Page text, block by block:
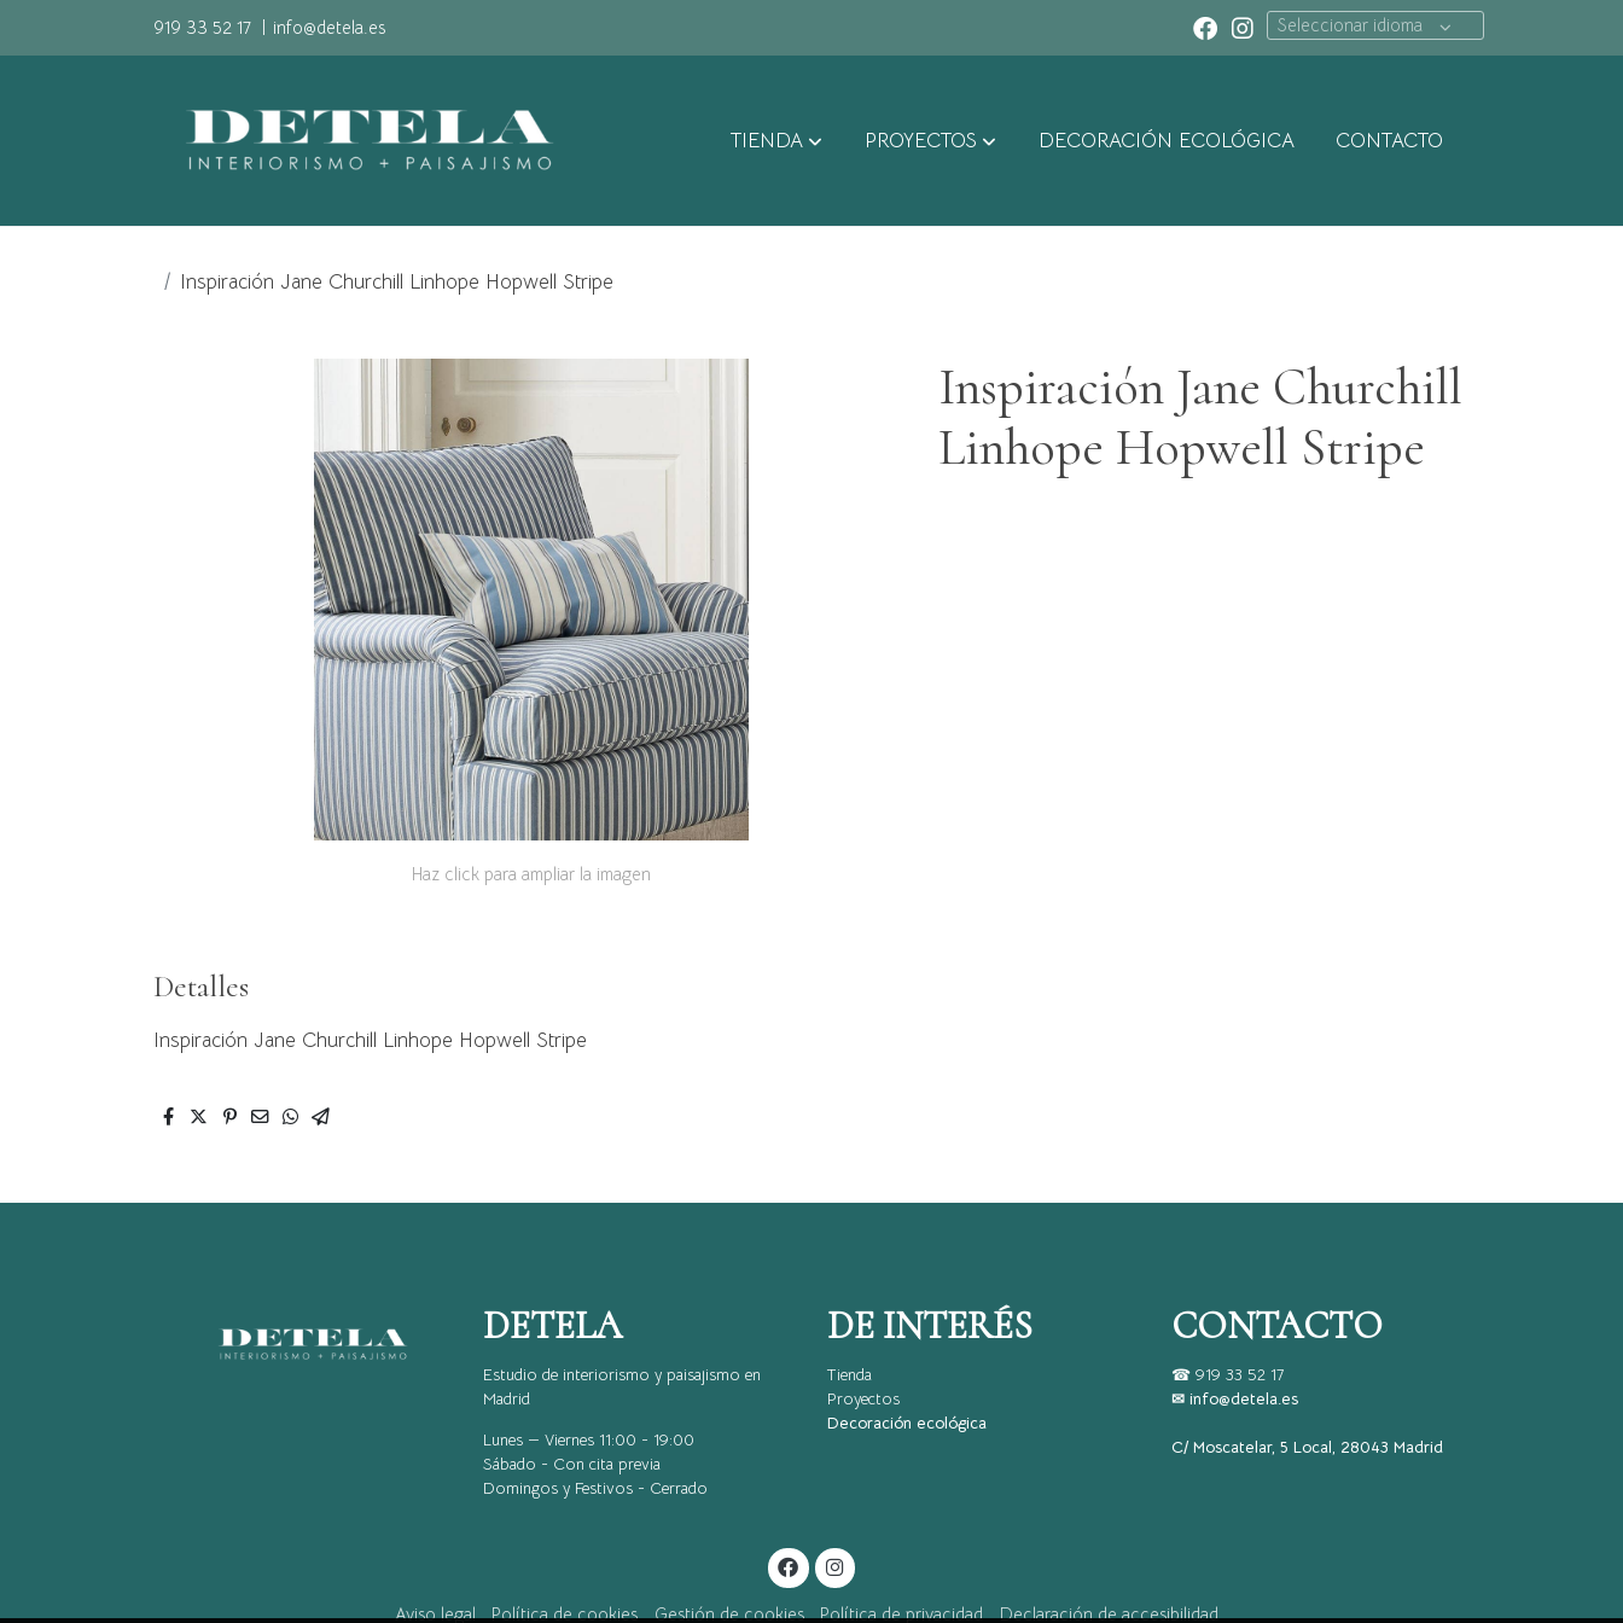
919 33 52 17 info@detela.es Seleccionar idioma
TIENDA PROYECTOS DECORACIÓN ECOLÓGICA CONTACTO
Inspiración Jane Churchill Linhope Hopwell Stripe
Haz click para ampliar la imagen
Detalles
Inspiración Jane Churchill Linhope Hopwell Stripe
Inspiración Jane Churchill
Linhope Hopwell Stripe
DETELA
Estudio de interiorismo y paisajismo en
Madrid
Lunes — Viernes 11:00 - 19:00
Sábado - Con cita previa
Domingos y Festivos - Cerrado
DE INTERÉS
Tienda
Proyectos
Decoración ecológica
CONTACTO
☎ 919 33 52 17
✉ info@detela.es
C/ Moscatelar, 5 Local, 28043 Madrid
Aviso legal Política de cookies Gestión de cookies Política de privacidad Declaración de accesibilidad